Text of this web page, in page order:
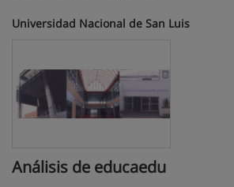
Universidad Nacional de San Luis
Análisis de educaedu